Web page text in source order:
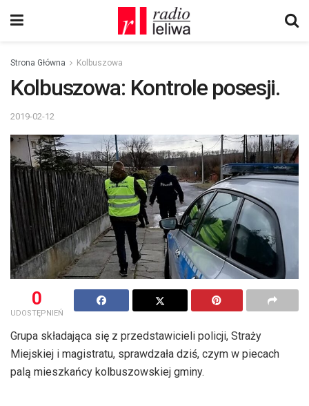
Strona Główna Kolbuszowa
Kolbuszowa: Kontrole posesji.
2019-02-12
0
UDOSTĘPNIEŃ
Grupa składająca się z przedstawicieli policji, Straży
Miejskiej i magistratu, sprawdzała dziś, czym w piecach
palą mieszkańcy kolbuszowskiej gminy.